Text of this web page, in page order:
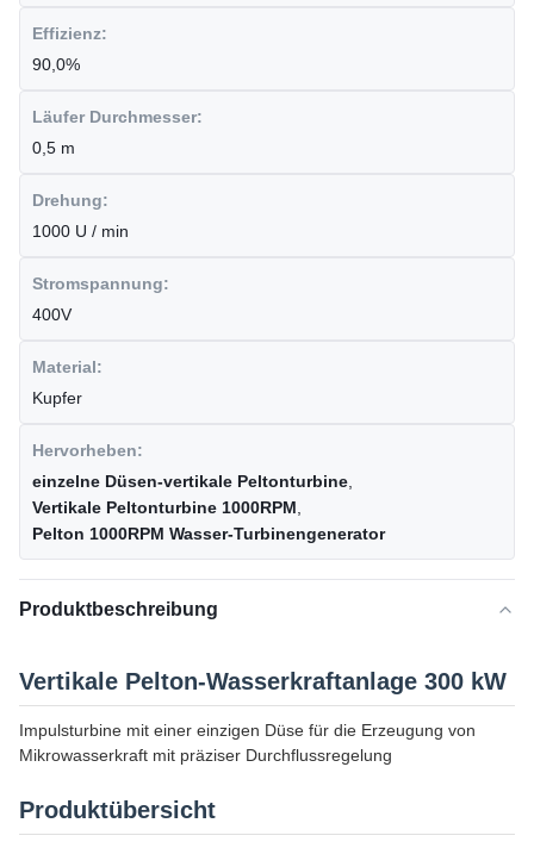
Effizienz:
90,0%
Läufer Durchmesser:
0,5 m
Drehung:
1000 U / min
Stromspannung:
400V
Material:
Kupfer
Hervorheben:
einzelne Düsen-vertikale Peltonturbine
Vertikale Peltonturbine 1000RPM
Pelton 1000RPM Wasser-Turbinengenerator
Produktbeschreibung
Vertikale Pelton-Wasserkraftanlage 300 kW
Impulsturbine mit einer einzigen Düse für die Erzeugung von
Mikrowasserkraft mit präziser Durchflussregelung
Produktübersicht